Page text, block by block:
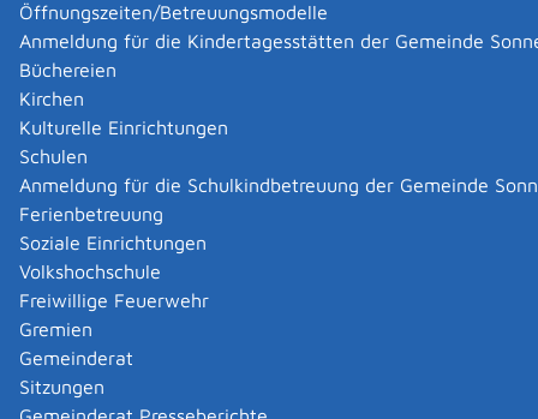
Öffnungszeiten/Betreuungsmodelle
Anmeldung für die Kindertagesstätten der Gemeinde
Büchereien
Kirchen
Kulturelle Einrichtungen
Schulen
Anmeldung für die Schulkindbetreuung der Gemeinde
Ferienbetreuung
Soziale Einrichtungen
Volkshochschule
Freiwillige Feuerwehr
Gremien
Gemeinderat
Sitzungen
|